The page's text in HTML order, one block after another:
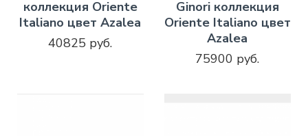
коллекция Oriente
Italiano цвет Azalea
40825 руб.
Ginori коллекция
Oriente Italiano цвет
Azalea
75900 руб.